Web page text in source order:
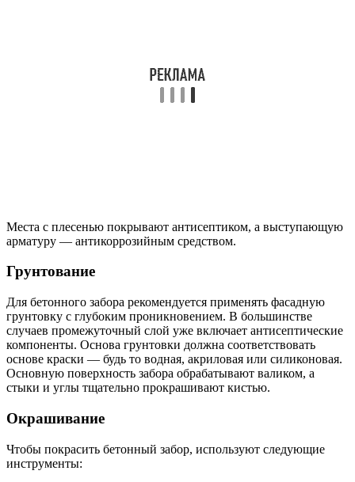
Места с плесенью покрывают антисептиком, а выступающую
арматуру — антикоррозийным средством.
Грунтование
Для бетонного забора рекомендуется применять фасадную
грунтовку с глубоким проникновением. В большинстве
случаев промежуточный слой уже включает антисептические
компоненты. Основа грунтовки должна соответствовать
основе краски — будь то водная, акриловая или силиконовая.
Основную поверхность забора обрабатывают валиком, а
стыки и углы тщательно прокрашивают кистью.
Окрашивание
Чтобы покрасить бетонный забор, используют следующие
инструменты: